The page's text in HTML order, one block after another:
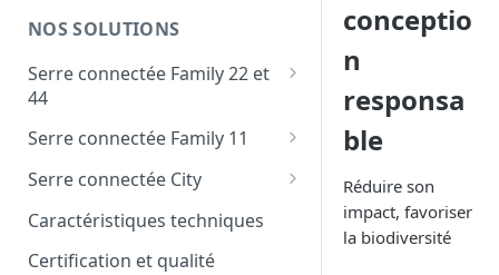
NOS SOLUTIONS
Serre connectée Family 22 et
44
Les modules personnalisés
Serre connectée Family 11
Les modules personnalisés
Serre connectée City
Les modules personnalisés
Caractéristiques techniques
Certification et qualité
conceptio
n
responsa
ble
Réduire son
impact, favoriser
la biodiversité